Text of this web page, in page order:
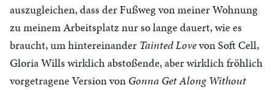
auszugleichen, dass der Fußweg von meiner Wohnung
zu meinem Arbeitsplatz nur so lange dauert, wie es
braucht, um hintereinander Tainted Lovevon Soft Cell,
Gloria Wills wirklich abstoßende, aber wirklich fröhlich
vorgetragene Version von Gonna Get Along Without